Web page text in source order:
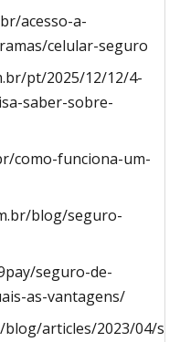
acesso-a-
celular-seguro
pt/2025/12/12/4-
saber-sobre-
como-funciona-um-
blog/seguro-
seguro-de-
as-vantagens/
blog/articles/2023/04/